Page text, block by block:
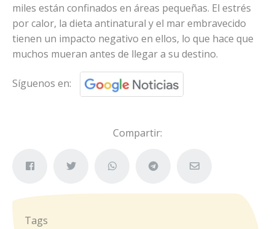
miles están confinados en áreas pequeñas. El estrés
por calor, la dieta antinatural y el mar embravecido
tienen un impacto negativo en ellos, lo que hace que
muchos mueran antes de llegar a su destino.
Síguenos en:
Compartir:
Tags